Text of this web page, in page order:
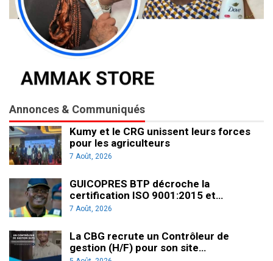
Annonces & Communiqués
Kumy et le CRG unissent leurs forces
pour les agriculteurs
7 Août, 2026
GUICOPRES BTP décroche la
certification ISO 9001:2015 et…
7 Août, 2026
La CBG recrute un Contrôleur de
gestion (H/F) pour son site…